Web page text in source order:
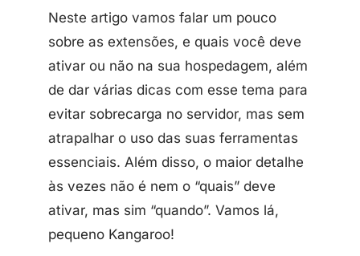
Neste artigo vamos falar um pouco
sobre as extensões, e quais você deve
ativar ou não na sua hospedagem, além
de dar várias dicas com esse tema para
evitar sobrecarga no servidor, mas sem
atrapalhar o uso das suas ferramentas
essenciais. Além disso, o maior detalhe
às vezes não é nem o “quais” deve
ativar, mas sim “quando”. Vamos lá,
pequeno Kangaroo!